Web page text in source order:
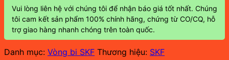
Vui lòng liên hệ với chúng tôi để nhận báo giá tốt nhất. Chúng
tôi cam kết sản phẩm 100% chính hãng, chứng từ CO/CQ, hỗ
trợ giao hàng nhanh chóng trên toàn quốc.
Danh mục: Vòng bi SKF Thương hiệu: SKF